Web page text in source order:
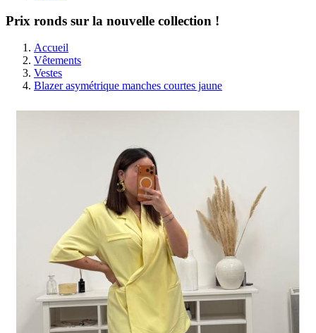
Prix ronds sur la nouvelle collection !
Accueil
Vêtements
Vestes
Blazer asymétrique manches courtes jaune